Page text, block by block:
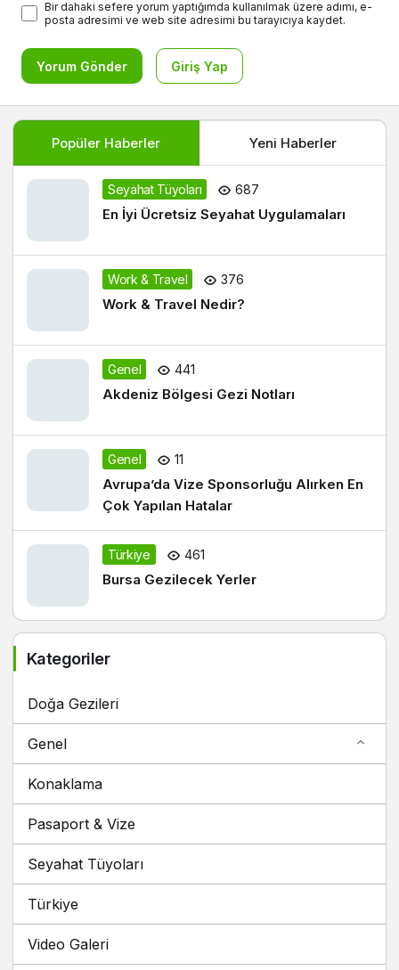
Bir dahaki sefere yorum yaptığımda kullanılmak üzere adımı, e-
posta adresimi ve web site adresimi bu tarayıcıya kaydet.
Yorum Gönder Giriş Yap
Popüler Haberler Yeni Haberler
Seyahat Tüyoları 687
En İyi Ücretsiz Seyahat Uygulamaları
Work & Travel 376
Work & Travel Nedir?
Genel 441
Akdeniz Bölgesi Gezi Notları
Genel 11
Avrupa’da Vize Sponsorluğu Alırken En
Çok Yapılan Hatalar
Türkiye 461
Bursa Gezilecek Yerler
Kategoriler
Doğa Gezileri
Genel
Konaklama
Pasaport & Vize
Seyahat Tüyoları
Türkiye
Video Galeri